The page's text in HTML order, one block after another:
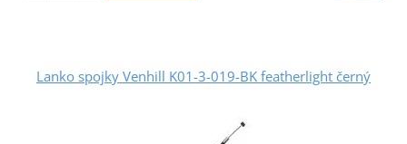
Lanko spojky Venhill K01-3-019-BK featherlight černý